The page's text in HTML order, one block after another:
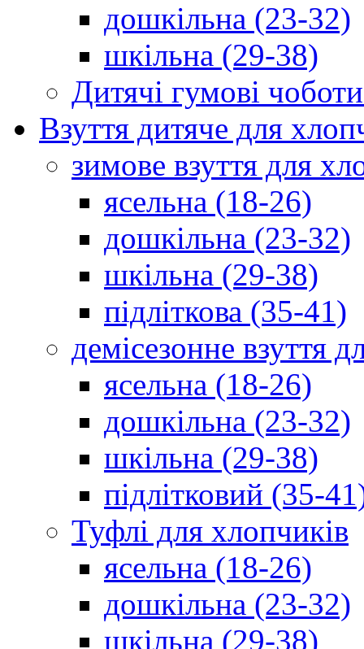
дошкільна (23-32)
шкільна (29-38)
Дитячі гумові
Взуття дитяче для
зимове взуття для
ясельна (18-26)
дошкільна (23-32)
шкільна (29-38)
підліткова (35-41)
демісезонне взуття
ясельна (18-26)
дошкільна (23-32)
шкільна (29-38)
підлітковий (35-
Туфлі для хлопчиків
ясельна (18-26)
дошкільна (23-32)
шкільна (29-38)